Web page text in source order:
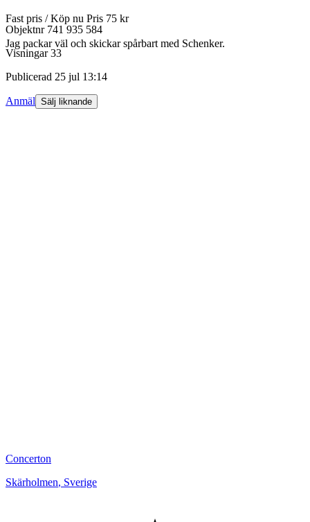
Fast pris / Köp nu Pris 75 kr
Jag packar väl och skickar spårbart med Schenker.
Objektnr 741 935 584
Visningar 33
Publicerad 25 jul 13:14
Anmäl Sälj liknande
Concerton
Skärholmen, Sverige